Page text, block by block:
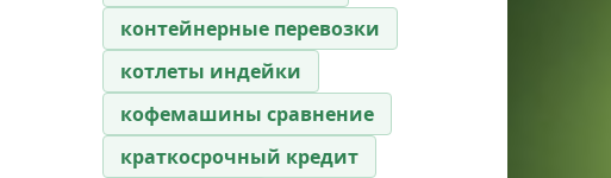
контейнерные перевозки
котлеты индейки
кофемашины сравнение
краткосрочный кредит